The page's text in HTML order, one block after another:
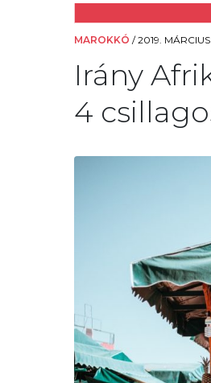
MAROKKÓ /2019.
Irány
4